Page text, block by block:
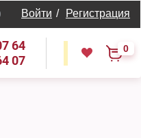
Войти / Регистрация
64
07
0